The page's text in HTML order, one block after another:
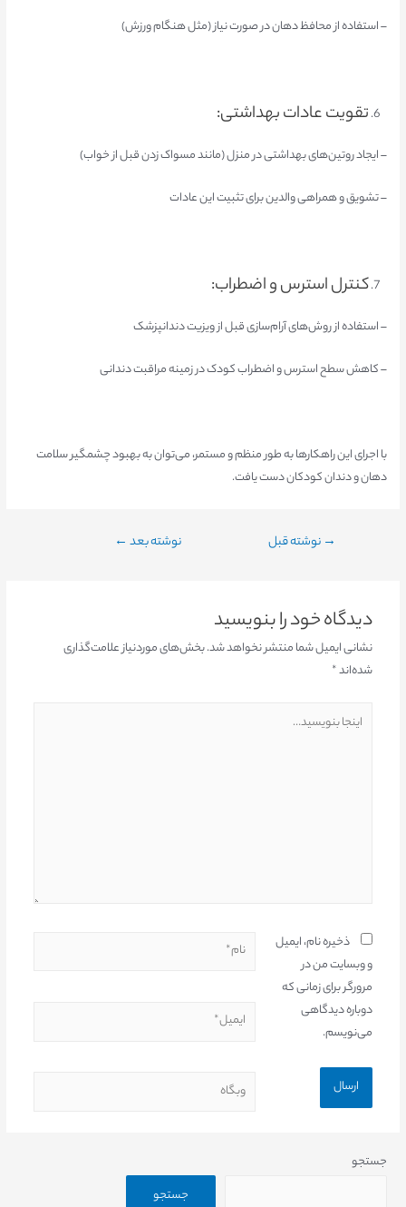
– استفاده از محافظ دهان در صورت نیاز (مثل هنگام ورزش)
تقویت عادات بهداشتی:
– ایجاد روتین‌های بهداشتی در منزل (مانند مسواک زدن قبل از خواب)
– تشویق و همراهی والدین برای تثبیت این عادات
کنترل استرس و اضطراب:
– استفاده از روش‌های آرام‌سازی قبل از ویزیت دندانپزشک
– کاهش سطح استرس و اضطراب کودک در زمینه مراقبت دندانی
با اجرای این راهکارها به طور منظم و مستمر، می‌توان به بهبود چشمگیر سلامت
دهان و دندان کودکان دست یافت.
→ نوشته قبل نوشته بعد ←
دیدگاه‌ خود را بنویسید
نشانی ایمیل شما منتشر نخواهد شد.بخش‌های موردنیاز علامت‌گذاری
شده‌اند*
ذخیره نام، ایمیل
و وبسایت من در
مرورگر برای زمانی که
دوباره دیدگاهی
می‌نویسم.
جستجو
جستجو